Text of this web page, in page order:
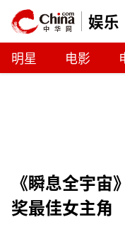
娱乐
明星 电影
《瞬息全宇宙
奖最佳女主角